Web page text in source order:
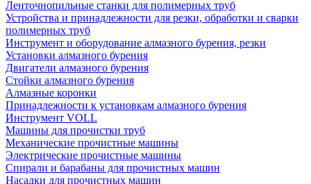
Ленточнопильные станки для полимерных труб
Устройства и принадлежности для резки, обработки и сварки
полимерных труб
Инструмент и оборудование алмазного бурения, резки
Установки алмазного бурения
Двигатели алмазного бурения
Стойки алмазного бурения
Алмазные коронки
Принадлежности к установкам алмазного бурения
Инструмент VOLL
Машины для прочистки труб
Механические прочистные машины
Электрические прочистные машины
Спирали и барабаны для прочистных машин
Насадки для прочистных машин